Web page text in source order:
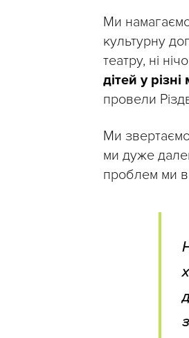
Ми
культурну
театру, ні
дітей у різні
провели
Ми
ми дуже
проблем ми